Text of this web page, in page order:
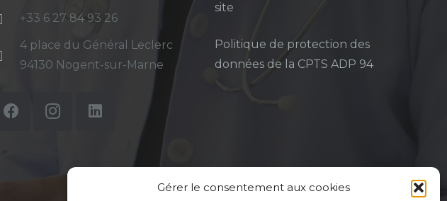
Gérer le consentement aux cookies
+33 6 27 84 93 26
4 place du Général Leclerc
94130 Nogent-sur-Marne
site
Politique de protection des
données de la CPTS ADP 94